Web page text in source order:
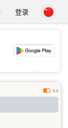
登录
💕
0.4